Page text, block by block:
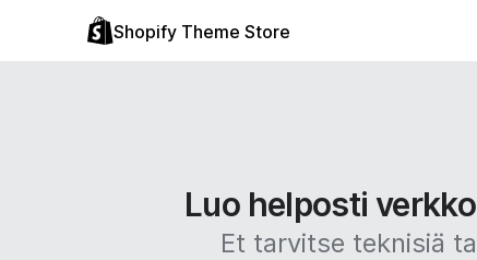
Shopify Theme Store
Luo helposti
Et tarvitse teknisiä